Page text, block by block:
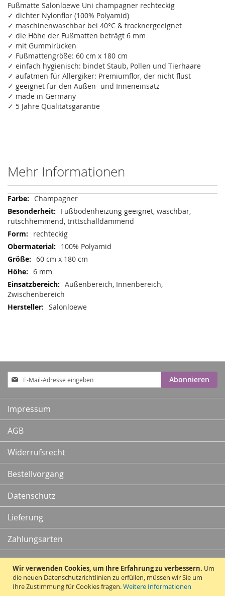
Wir verwenden Cookies, um Ihre Erfahrung zu verbessern. Um
die neuen Datenschutzrichtlinien zu erfüllen, müssen wir Sie um
Ihre Zustimmung für Cookies fragen.Weitere Informationen
Fußmatte Salonloewe Uni champagner rechteckig
✓ dichter Nylonflor (100% Polyamid)
✓ maschinenwaschbar bei 40°C & trocknergeeignet
✓ die Höhe der Fußmatten beträgt 6 mm
✓ mit Gummirücken
✓ Fußmattengröße: 60 cm x 180 cm
✓ einfach hygienisch: bindet Staub, Pollen und Tierhaare
✓ aufatmen für Allergiker: Premiumflor, der nicht flust
✓ geeignet für den Außen- und Inneneinsatz
✓ made in Germany
✓ 5 Jahre Qualitätsgarantie
Mehr Informationen
Mehr
Informationen
Champagner
Fußbodenheizung geeignet, waschbar,
rutschhemmend, trittschalldämmend
rechteckig
100% Polyamid
60 cm x 180 cm
6 mm
Außenbereich, Innenbereich,
Zwischenbereich
Salonloewe
Anmeldung
zum
Newsletter:
Abonnieren
Impressum
AGB
Widerrufsrecht
Bestellvorgang
Datenschutz
Lieferung
Zahlungsarten
Kontakt
Vertrag widerrufen